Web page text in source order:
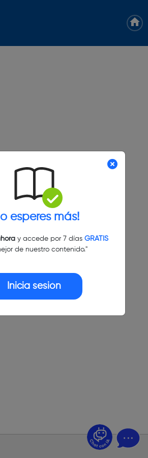
esperes más!
y accede por 7 días GRATIS
de nuestro contenido."
Inicia sesión